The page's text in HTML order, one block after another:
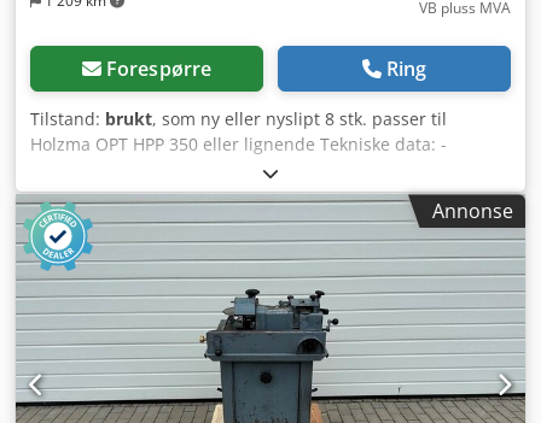
VB pluss MVA
Forespørre Ring
Tilstand: brukt, som ny eller nyslipt 8 stk. passer til
Holzma OPT HPP 350 eller lignende Tekniske data: -
Diameter: 370–380 mm - Bredde: 3–5 mm Dcodpfx Apezrx
Smsiok - Boringsdiameter: 60 mm - Boltsirkel: 100 mm
Annonse